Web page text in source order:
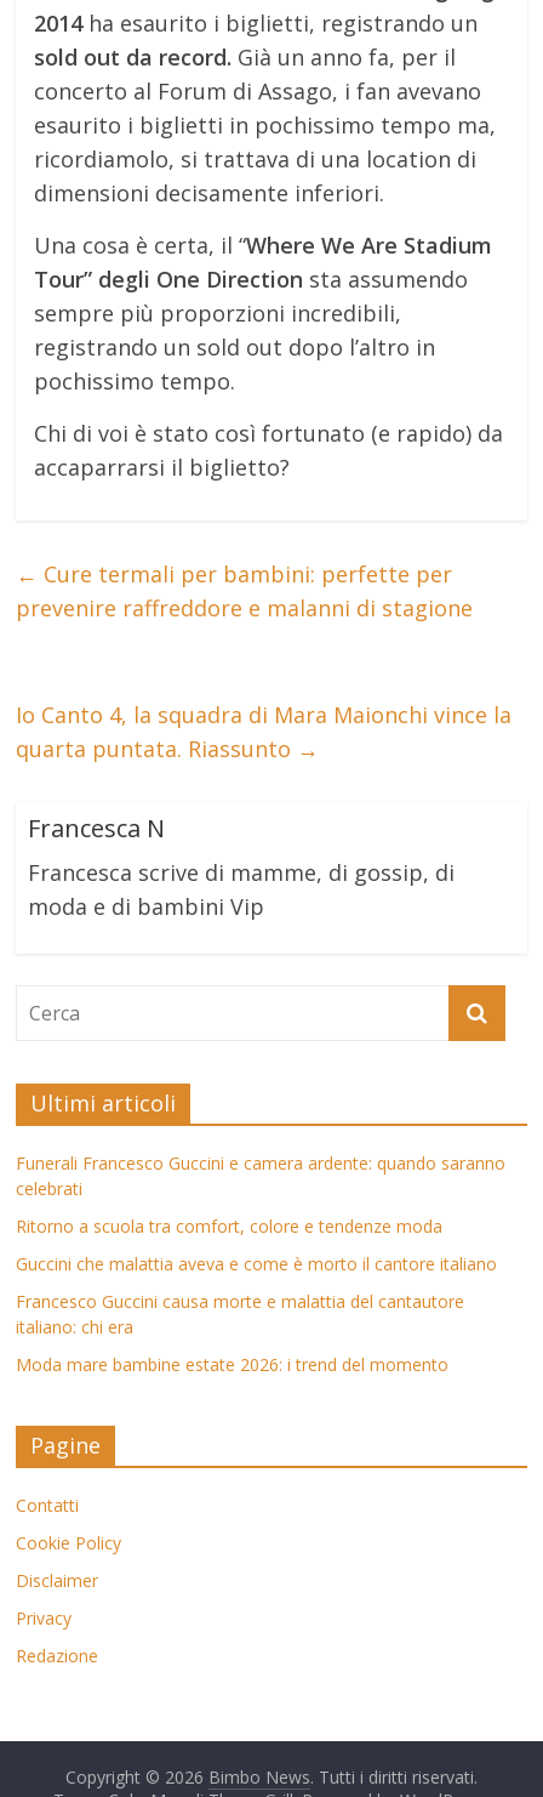
2014ha esaurito i biglietti, registrando un
sold out da record. Già un anno fa, per il
concerto al Forum di Assago, i fan avevano
esaurito i biglietti in pochissimo tempo ma,
ricordiamolo, si trattava di una location di
dimensioni decisamente inferiori.
Una cosa è certa, il “Where We Are Stadium
Tour” degli One Direction sta assumendo
sempre più proporzioni incredibili,
registrando un sold out dopo l’altro in
pochissimo tempo.
Chi di voi è stato così fortunato (e rapido) da
accaparrarsi il biglietto?
← Cure termali per bambini: perfette per
prevenire raffreddore e malanni di stagione
Io Canto 4, la squadra di Mara Maionchi vince la
quarta puntata. Riassunto →
Francesca N
Francesca scrive di mamme, di gossip, di
moda e di bambini Vip
Ultimi articoli
Funerali Francesco Guccini e camera ardente: quando saranno
celebrati
Ritorno a scuola tra comfort, colore e tendenze moda
Guccini che malattia aveva e come è morto il cantore italiano
Francesco Guccini causa morte e malattia del cantautore
italiano: chi era
Moda mare bambine estate 2026: i trend del momento
Pagine
Contatti
Cookie Policy
Disclaimer
Privacy
Redazione
Copyright © 2026 Bimbo News. Tutti i diritti riservati.